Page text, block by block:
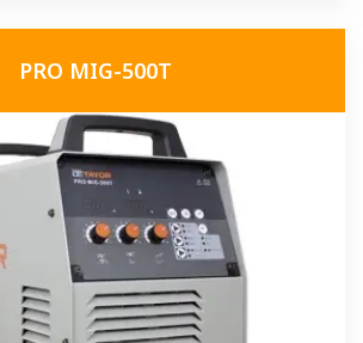
PRO MIG-500T